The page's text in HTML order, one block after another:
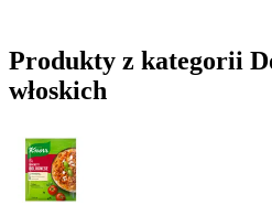
Produkty z kategorii
włoskich